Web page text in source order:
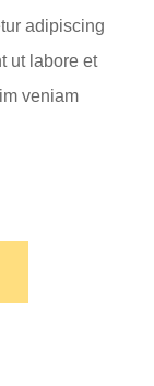
adipiscing
ut labore et
veniam